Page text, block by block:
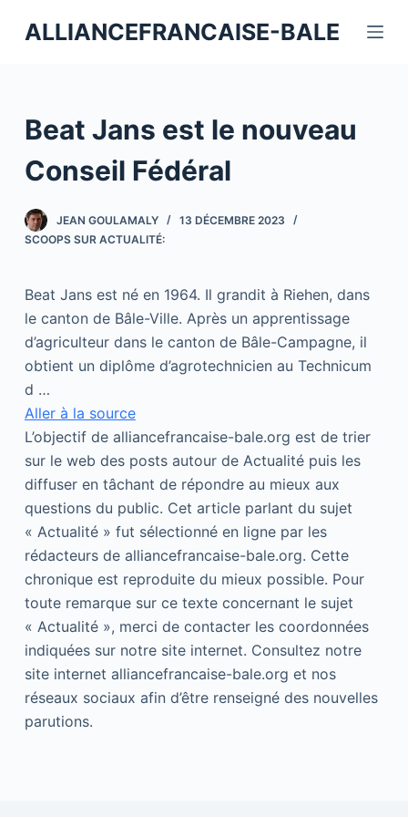
a
e
a
c
o
e
n
ALLIANCEFRANCAISE-BALE
Beat Jans est le nouveau
Conseil Fédéral
JEAN GOULAMALY
13 DÉCEMBRE 2023
SCOOPS SUR ACTUALITÉ:
Beat Jans est né en 1964. Il grandit à Riehen, dans
le canton de Bâle-Ville. Après un apprentissage
d’agriculteur dans le canton de Bâle-Campagne, il
obtient un diplôme d’agrotechnicien au Technicum
d …
Aller à la source
L’objectif de alliancefrancaise-bale.org est de trier
sur le web des posts autour de Actualité puis les
diffuser en tâchant de répondre au mieux aux
questions du public. Cet article parlant du sujet
« Actualité » fut sélectionné en ligne par les
rédacteurs de alliancefrancaise-bale.org. Cette
chronique est reproduite du mieux possible. Pour
toute remarque sur ce texte concernant le sujet
« Actualité », merci de contacter les coordonnées
indiquées sur notre site internet. Consultez notre
site internet alliancefrancaise-bale.org et nos
réseaux sociaux afin d’être renseigné des nouvelles
parutions.